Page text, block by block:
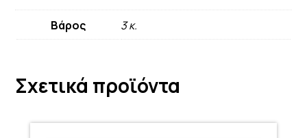
Βάρος 3 κ.
Σχετικά προϊόντα